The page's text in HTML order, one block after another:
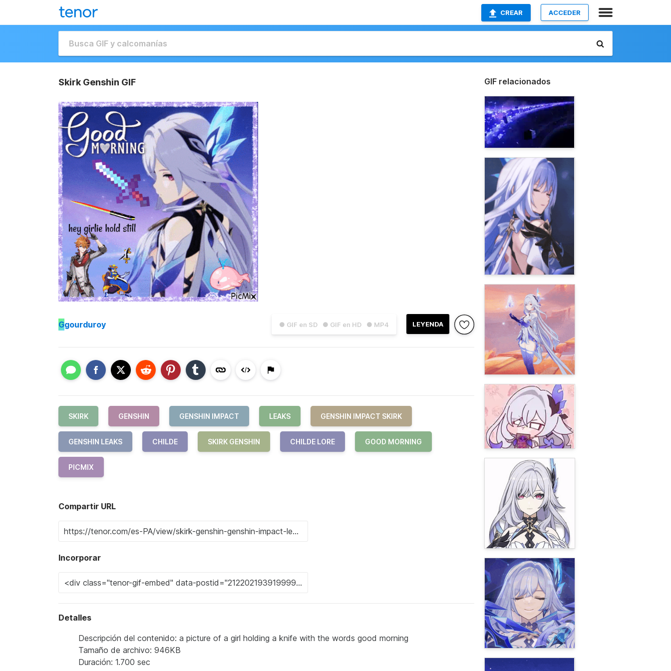
CREAR ACCEDER
Skirk Genshin GIF
● GIF en SD ● GIF en HD ● MP4 LEYENDA
Ggourduroy
SKIRK GENSHIN GENSHIN IMPACT LEAKS GENSHIN IMPACT SKIRK
GENSHIN LEAKS CHILDE SKIRK GENSHIN CHILDE LORE GOOD MORNING
PICMIX
Compartir URL
Incorporar
Detalles
Descripción del contenido: a picture of a girl holding a knife with the words good morning
Tamaño de archivo: 946KB
Duración: 1.700 sec
GIF relacionados